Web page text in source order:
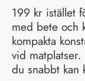
199 kr istället
med bete och
kompakta
vid
du snabbt kan